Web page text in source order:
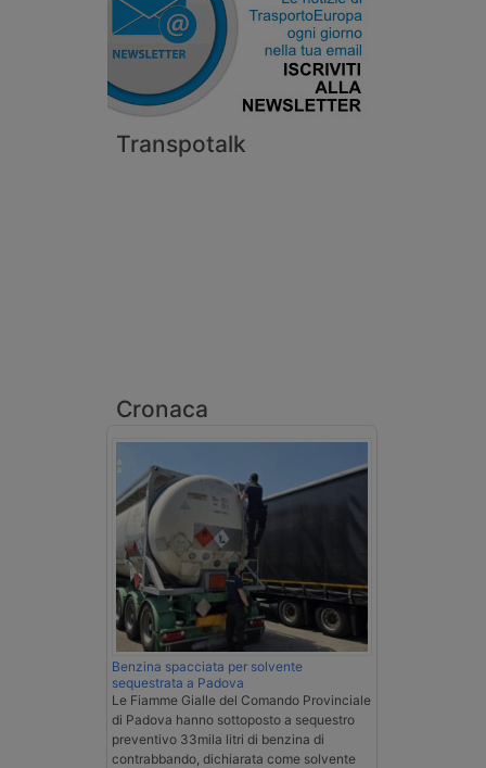
Transpotalk
Cronaca
Benzina spacciata per solvente
sequestrata a Padova
Le Fiamme Gialle del Comando Provinciale
di Padova hanno sottoposto a sequestro
preventivo 33mila litri di benzina di
contrabbando, dichiarata come solvente